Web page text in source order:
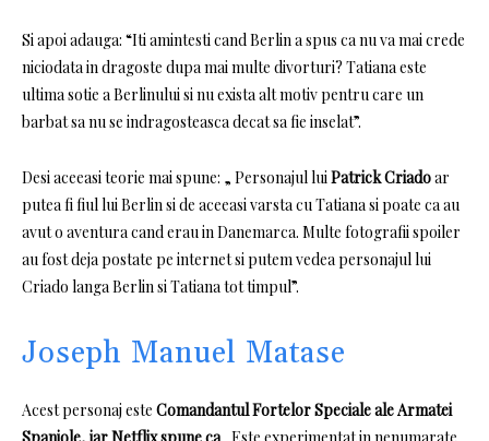
Si apoi adauga: “Iti amintesti cand Berlin a spus ca nu va mai crede
niciodata in dragoste dupa mai multe divorturi? Tatiana este
ultima sotie a Berlinului si nu exista alt motiv pentru care un
barbat sa nu se indragosteasca decat sa fie inselat”.
Desi aceeasi teorie mai spune: „ Personajul luiPatrick Criadoar
putea fi fiul lui Berlin si de aceeasi varsta cu Tatiana si poate ca au
avut o aventura cand erau in Danemarca. Multe fotografii spoiler
au fost deja postate pe internet si putem vedea personajul lui
Criado langa Berlin si Tatiana tot timpul”.
Joseph Manuel Matase
Acest personaj este Comandantul Fortelor Speciale ale Armatei